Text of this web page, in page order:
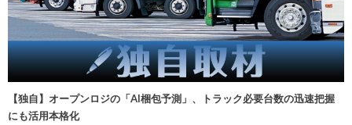
【独自】オープンロジの「AI梱包予測」、トラック必要台数の迅速把握
にも活用本格化